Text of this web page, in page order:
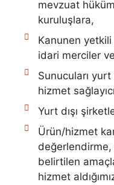
mevzuat
kuruluşlara,
Kanunen
idari merciler
Sunucuları
hizmet
Yurt dışı
Ürün/hizmet
değerlendirme,
belirtilen
hizmet